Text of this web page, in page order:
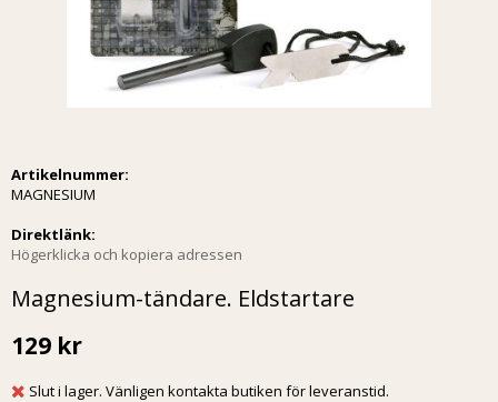
Artikelnummer:
MAGNESIUM
Direktlänk:
Högerklicka och kopiera adressen
Magnesium-tändare. Eldstartare
129 kr
Slut i lager. Vänligen kontakta butiken för leveranstid.